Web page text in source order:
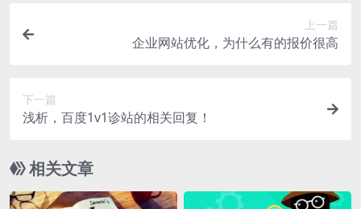
上一篇
企业网站优化，为什么有的报价很高
下一篇
浅析，百度1v1诊站的相关回复！
相关文章